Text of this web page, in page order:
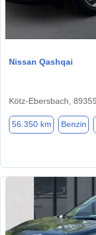
Nissan Qashqai
Kötz-Ebersbach, 89359
56.350 km Benzin